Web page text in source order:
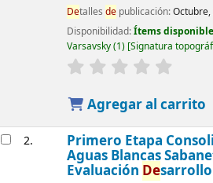
Detalles depublicación:Octubre,
Disponibilidad:Ítems
Varsavsky(1) Signatura
Agregar al carrito
2. Primero Etapa
Aguas Blancas
Evaluación De